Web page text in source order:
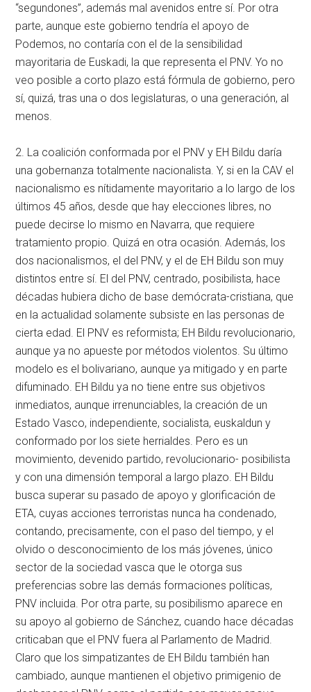
“segundones”, además mal avenidos entre sí. Por otra
parte, aunque este gobierno tendría el apoyo de
Podemos, no contaría con el de la sensibilidad
mayoritaria de Euskadi, la que representa el PNV. Yo no
veo posible a corto plazo está fórmula de gobierno, pero
sí, quizá, tras una o dos legislaturas, o una generación, al
menos.
2. La coalición conformada por el PNV y EH Bildu daría
una gobernanza totalmente nacionalista. Y, si en la CAV el
nacionalismo es nítidamente mayoritario a lo largo de los
últimos 45 años, desde que hay elecciones libres, no
puede decirse lo mismo en Navarra, que requiere
tratamiento propio. Quizá en otra ocasión. Además, los
dos nacionalismos, el del PNV, y el de EH Bildu son muy
distintos entre sí. El del PNV, centrado, posibilista, hace
décadas hubiera dicho de base demócrata-cristiana, que
en la actualidad solamente subsiste en las personas de
cierta edad. El PNV es reformista; EH Bildu revolucionario,
aunque ya no apueste por métodos violentos. Su último
modelo es el bolivariano, aunque ya mitigado y en parte
difuminado. EH Bildu ya no tiene entre sus objetivos
inmediatos, aunque irrenunciables, la creación de un
Estado Vasco, independiente, socialista, euskaldun y
conformado por los siete herrialdes. Pero es un
movimiento, devenido partido, revolucionario- posibilista
y con una dimensión temporal a largo plazo. EH Bildu
busca superar su pasado de apoyo y glorificación de
ETA, cuyas acciones terroristas nunca ha condenado,
contando, precisamente, con el paso del tiempo, y el
olvido o desconocimiento de los más jóvenes, único
sector de la sociedad vasca que le otorga sus
preferencias sobre las demás formaciones políticas,
PNV incluida. Por otra parte, su posibilismo aparece en
su apoyo al gobierno de Sánchez, cuando hace décadas
criticaban que el PNV fuera al Parlamento de Madrid.
Claro que los simpatizantes de EH Bildu también han
cambiado, aunque mantienen el objetivo primigenio de